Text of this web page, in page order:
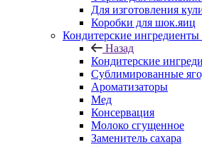
Для изготовления
Коробки для шок.яиц
Кондитерские ингредиенты
Назад
Кондитерские
Сублимированные
Ароматизаторы
Мед
Консервация
Молоко сгущенное
Заменитель сахара